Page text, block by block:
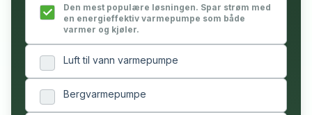
Den mest populære løsningen. Spar strøm med
en energieffektiv varmepumpe som både
varmer og kjøler.
Luft til vann varmepumpe
Bergvarmepumpe